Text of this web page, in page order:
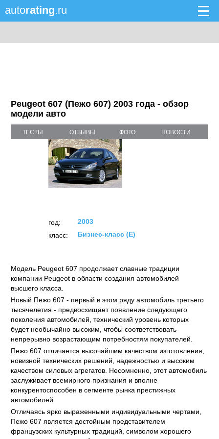
autorating.ru
Peugeot 607 (Пежо 607) 2003 года - обзор
модели авто
ТЕСТЫ ОТЗЫВЫ ФОТО НОВОСТИ
год:
2003
класс:
Бизнес-класс (E)
Модель Peugeot 607 продолжает славные традиции
компании Peugeot в области создания автомобилей
высшего класса.
Новый Пежо 607 - первый в этом ряду автомобиль третьего
тысячелетия - предвосхищает появление следующего
поколения автомобилей, технический уровень которых
будет необычайно высоким, чтобы соответствовать
непрерывно возрастающим потребностям покупателей.
Пежо 607 отличается высочайшим качеством изготовления,
новизной технических решений, надежностью и высоким
качеством силовых агрегатов. Несомненно, этот автомобиль
заслуживает всемирного признания и вполне
конкурентоспособен в сегменте рынка престижных
автомобилей.
Отличаясь ярко выраженными индивидуальными чертами,
Пежо 607 является достойным представителем
французских культурных традиций, символом хорошего